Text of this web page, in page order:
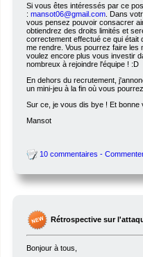
Si vous êtes intéressés par ce
: mansot06@gmail.com . Dans
vous pensez pouvoir consacrer
obtiendrez des droits limités et
correctement effectué ce qui
me rendre. Vous pourrez faire les
voulez encore plus vous investir
nombreux à rejoindre l'équipe ! :D
En dehors du recrutement,
un mini-jeu à la fin où vous
Sur ce, je vous dis bye ! Et bonne
Mansot
10 commentaires -
Rétrospective sur
Bonjour à tous,